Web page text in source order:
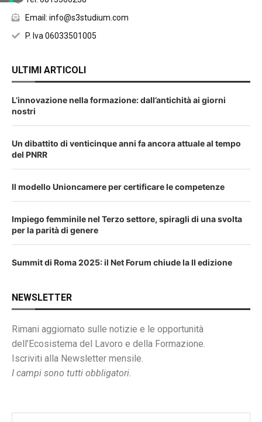
Email: info@s3studium.com
P. Iva 06033501005
ULTIMI ARTICOLI
L’innovazione nella formazione: dall’antichità ai giorni
nostri
Un dibattito di venticinque anni fa ancora attuale al tempo
del PNRR
Il modello Unioncamere per certificare le competenze
Impiego femminile nel Terzo settore, spiragli di una svolta
per la parità di genere
Summit di Roma 2025: il Net Forum chiude la II edizione
NEWSLETTER
Rimani aggiornato sulle notizie e le opportunità
dell’Ecosistema del Lavoro e della Formazione.
Iscriviti alla Newsletter mensile.
I campi sono tutti obbligatori.